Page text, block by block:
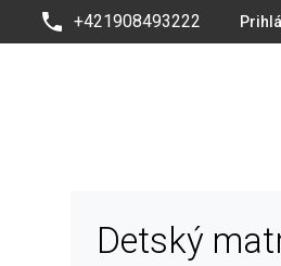
+421908493222
Detský